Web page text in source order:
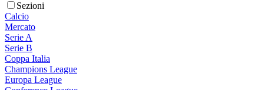
Sezioni
Calcio
Mercato
Serie A
Serie B
Coppa Italia
Champions League
Europa League